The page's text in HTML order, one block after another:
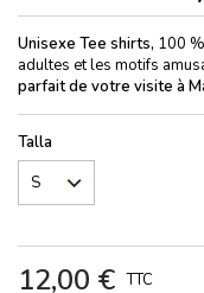
Unisexe Tee shirts, 100
adultes et les motifs
parfait de votre visite à
Talla
12,00 € TTC